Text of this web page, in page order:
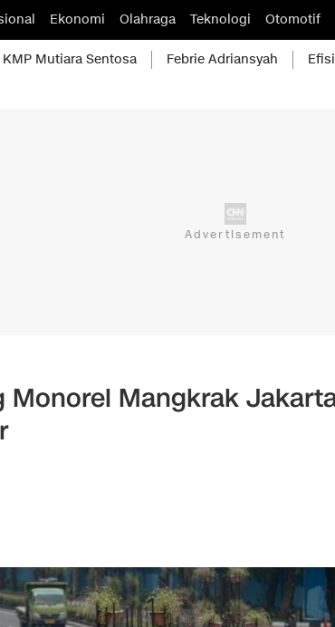
Ekonomi Olahraga Teknologi Otomotif
KMP Mutiara Sentosa Febrie Adriansyah
Monorel Mangkrak